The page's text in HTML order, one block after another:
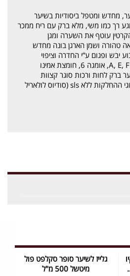
מחדש ומטפל ביסודיות בשיער
רך כמו משי, מלא ברק עם ריח ממכר
עוטף את השערה ומגן
טהורה ושמן הארגן בונה מחדש
יבש ופגום ע”י החדרה וציפוי
בקארטין. עשיר בויטמינים: A, E, F, אומגה 6, חומצת אמינו
ברק לחות ורכות סוגר קצוות
מפוצלים.מתאים גם לכל סוגי ההחלקות ללא sls (סודיוס לולאריל
גלייז לשיער סופר סקלפט פול
מיטשל 500 מ"ל